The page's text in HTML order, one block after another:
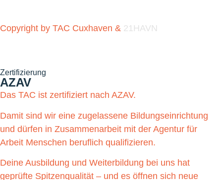
Copyright by TAC Cuxhaven & 21HAVN
Zertifizierung
AZAV
Das TAC ist zertifiziert nach AZAV.
Damit sind wir eine zugelassene Bildungseinrichtung
und dürfen in Zusammenarbeit mit der Agentur für
Arbeit Menschen beruflich qualifizieren.
Deine Ausbildung und Weiterbildung bei uns hat
geprüfte Spitzenqualität – und es öffnen sich neue